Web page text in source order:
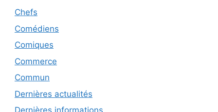
Chefs
Comédiens
Comiques
Commerce
Commun
Dernières actualités